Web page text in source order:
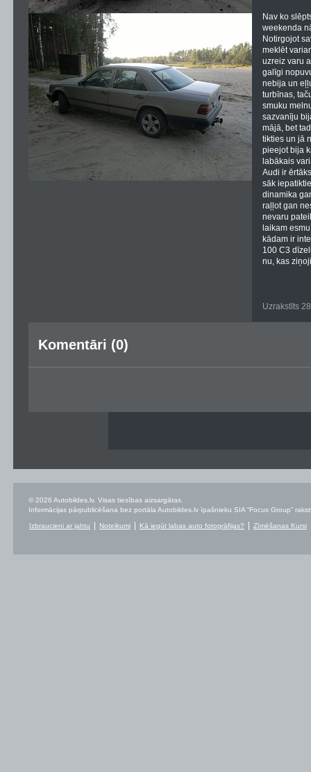
Nav ko
weekenda
Notirgojot
meklēt
uzreiz varu
galīgi
nebija un
turbīnas,
smuku
sazvanīju
mājā, bet
tikties un jā
pieejot bija
labākais
Audi ir
sāk
dinamika
raļļot gan
nevaru
laikam
kādam ir
100 C3
nu, kas
Uzrakstīts
Komentāri (0)
© 2026 Autobildes.lv. Visas tiesības aizsargātas.
Informācijas pārpublicēšana bez portāla Autobildes.lv īpašnieku SIA “Focus Group”
Izbraucieni ar jahtu Noteikumi Kā iegūt labas auto fotogrāfijas? Zīmēšanas Kursi